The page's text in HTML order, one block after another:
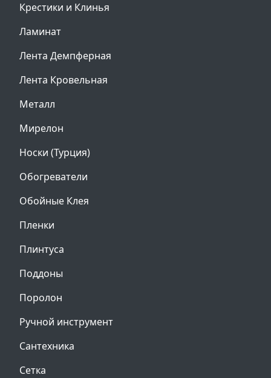
Крестики и Клинья
Ламинат
Лента Демпферная
Лента Кровельная
Металл
Мирелон
Носки (Турция)
Обогреватели
Обойные Клея
Пленки
Плинтуса
Поддоны
Поролон
Ручной инструмент
Сантехника
Сетка